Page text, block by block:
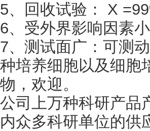
5、回收试验： X
6、受外界影响因素
7、测试面广：可测
种培养细胞以及细胞
物，欢迎。
公司上万种科研产品
内众多科研单位的供